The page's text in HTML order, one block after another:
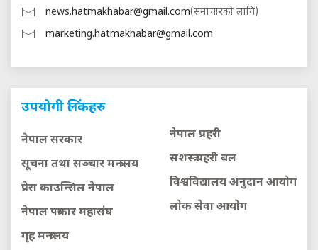
news.hatmakhabar@gmail.com(समाचारको लागि)
marketing.hatmakhabar@gmail.com
उपयोगी लिंकहरु
नेपाल सरकार
सूचना तथा सञ्चार मन्त्रालय
प्रेस काउन्सिल नेपाल
नेपाल पत्रकार महासंघ
गृह मन्त्रालय
नेपाल प्रहरी
सशस्त्र प्रहरी बल
विश्वविद्यालय अनुदान आयाेग
लाेक सेवा आयाेग